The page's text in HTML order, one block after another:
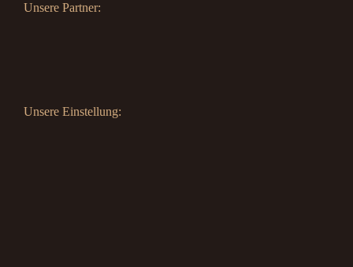
Unsere Partner:
Unsere Einstellung: